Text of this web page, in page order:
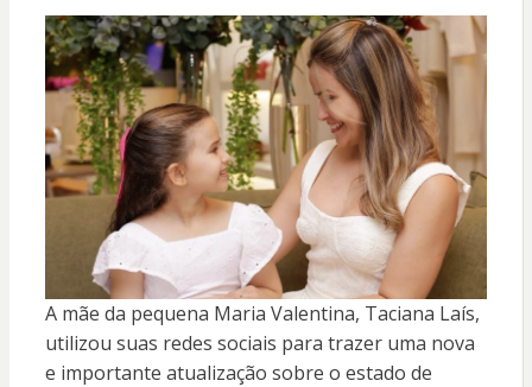
A mãe da pequena Maria Valentina, Taciana Laís,
utilizou suas redes sociais para trazer uma nova
e importante atualização sobre o estado de